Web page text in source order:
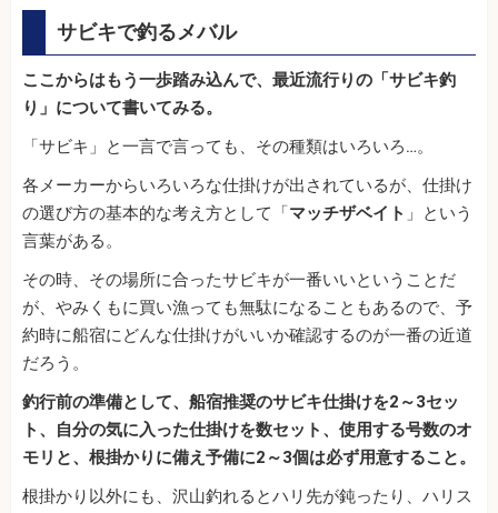
サビキで釣るメバル
ここからはもう一歩踏み込んで、最近流行りの「サビキ釣
り」について書いてみる。
「サビキ」と一言で言っても、その種類はいろいろ…。
各メーカーからいろいろな仕掛けが出されているが、仕掛け
の選び方の基本的な考え方として「 マッチザベイト 」という
言葉がある。
その時、その場所に合ったサビキが一番いいということだ
が、やみくもに買い漁っても無駄になることもあるので、予
約時に船宿にどんな仕掛けがいいか確認するのが一番の近道
だろう。
釣行前の準備として、船宿推奨のサビキ仕掛けを2～3セッ
ト、自分の気に入った仕掛けを数セット、使用する号数のオ
モリと、根掛かりに備え予備に2～3個は必ず用意すること。
根掛かり以外にも、沢山釣れるとハリ先が鈍ったり、ハリス